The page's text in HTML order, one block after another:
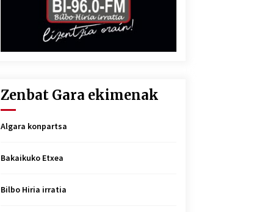
Zenbat Gara ekimenak
Algara konpartsa
Bakaikuko Etxea
Bilbo Hiria irratia